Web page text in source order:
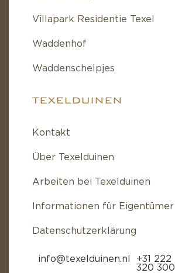
Villapark Residentie Texel
Waddenhof
Waddenschelpjes
TEXELDUINEN
Kontakt
Über Texelduinen
Arbeiten bei Texelduinen
Informationen für Eigentümer
Datenschutzerklärung
info@texelduinen.nl
+31 222
320 300